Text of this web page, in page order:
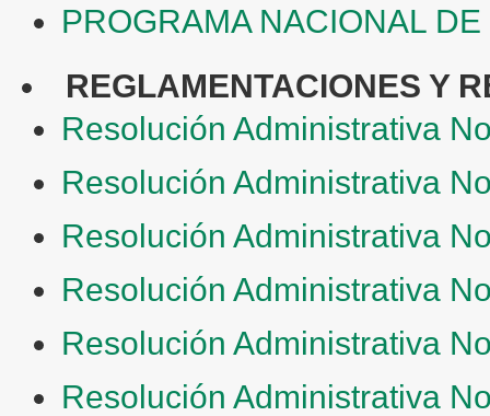
PROGRAMA NACIONAL
REGLAMENTACIONES Y
Resolución Administrativa
Resolución Administrativa
Resolución Administrativa
Resolución Administrativa
Resolución Administrativa
Resolución Administrativa